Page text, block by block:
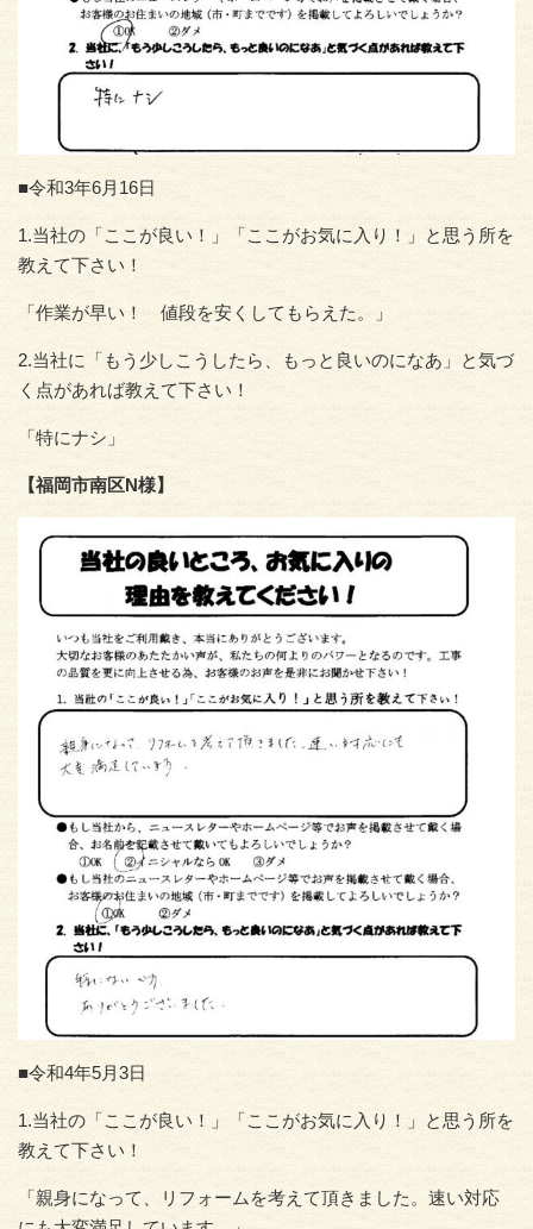
■令和3年6月16日
1.当社の「ここが良い！」「ここがお気に入り！」と思う所を
教えて下さい！
「作業が早い！ 値段を安くしてもらえた。」
2.当社に「もう少しこうしたら、もっと良いのになあ」と気づ
く点があれば教えて下さい！
「特にナシ」
【福岡市南区N様】
■令和4年5月3日
1.当社の「ここが良い！」「ここがお気に入り！」と思う所を
教えて下さい！
「親身になって、リフォームを考えて頂きました。速い対応